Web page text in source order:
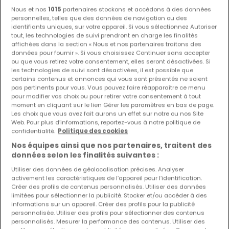
Les nouvelles annonces et baisses de prix en
avant première !
Activez une alerte sur cette recherche pour recevoir les
nouveaux biens ainsi que les changements de prix dans
votre boite email !
Créez une alerte
Fermes à vendre à proximité
Achat fermes à Lantéfontaine
Modifiez vos critères de recherche pour plus
de résultats
Nous et nos 1015 partenaires stockons et accédons à des données
personnelles, telles que des données de navigation ou des
identifiants uniques, sur votre appareil. Si vous sélectionnez Autoriser
tout, les technologies de suivi prendront en charge les finalités
affichées dans la section « Nous et nos partenaires traitons des
données pour fournir ». Si vous choisissez Continuer sans accepter
ou que vous retirez votre consentement, elles seront désactivées. Si
les technologies de suivi sont désactivées, il est possible que
certains contenus et annonces qui vous sont présentés ne soient
pas pertinents pour vous. Vous pouvez faire réapparaître ce menu
pour modifier vos choix ou pour retirer votre consentement à tout
moment en cliquant sur le lien Gérer les paramètres en bas de page.
Les choix que vous avez fait aurons un effet sur notre ou nos Site
Web. Pour plus d’informations, reportez-vous à notre politique de
confidentialité. Politique des cookies
Nos équipes ainsi que nos partenaires, traitent des
données selon les finalités suivantes :
Utiliser des données de géolocalisation précises. Analyser
activement les caractéristiques de l’appareil pour l’identification.
Créer des profils de contenus personnalisés. Utiliser des données
limitées pour sélectionner la publicité. Stocker et/ou accéder à des
informations sur un appareil. Créer des profils pour la publicité
personnalisée. Utiliser des profils pour sélectionner des contenus
personnalisés. Mesurer la performance des contenus. Utiliser des